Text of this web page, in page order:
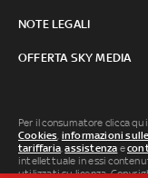
NOTE LEGALI
OFFERTA SKY MEDIA
Per il consumatore clicca
Cookies, informazioni
tariffaria,assistenza e
intellettuale in essi
utilizzati su licenza.